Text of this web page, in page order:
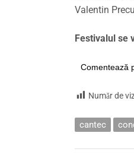
Valentin
Festivalul se
Comentează
Număr de
cantec